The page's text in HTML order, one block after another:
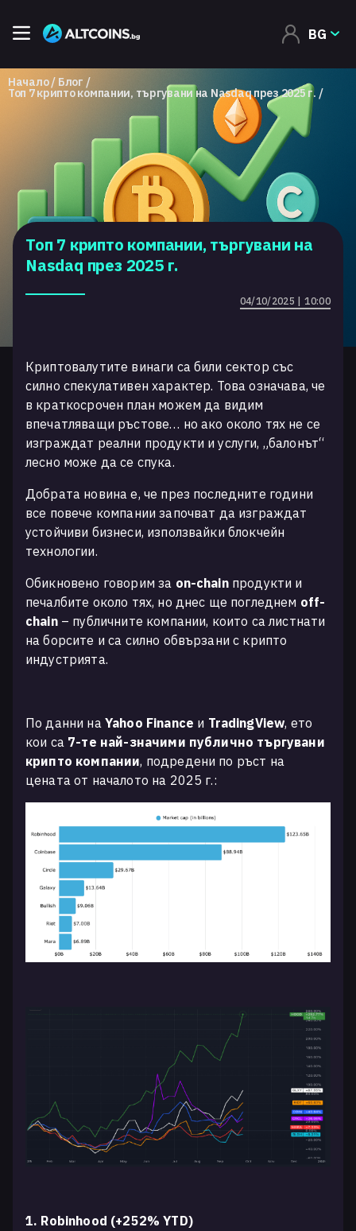
BG
Начало Блог
Топ 7 крипто компании, търгувани на Nasdaq през 2025 г.
Топ 7 крипто компании, търгувани на
Nasdaq през 2025 г.
04/10/2025 | 10:00
Криптовалутите винаги са били сектор със
силно спекулативен характер. Това означава, че
в краткосрочен план можем да видим
впечатляващи ръстове… но ако около тях не се
изграждат реални продукти и услуги, „балонът“
лесно може да се спука.
Добрата новина е, че през последните години
все повече компании започват да изграждат
устойчиви бизнеси, използвайки блокчейн
технологии.
Обикновено говорим за on-chainпродукти и
печалбите около тях, но днес ще погледнем off-
chain– публичните компании, които са листнати
на борсите и са силно обвързани с крипто
индустрията.
По данни на Yahoo Finance и TradingView, ето
кои са 7-те най-значими публично търгувани
крипто компании, подредени по ръст на
цената от началото на 2025 г.:
1. Robinhood (+252% YTD)